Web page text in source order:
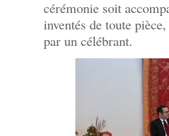
cérémonie soit
inventés de toute
par un célébrant.